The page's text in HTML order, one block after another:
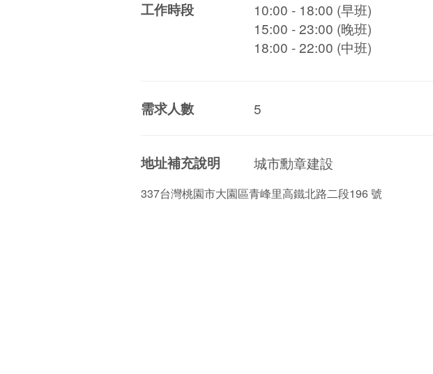
工作時段
10:00 - 18:00 (早班)
15:00 - 23:00 (晚班)
18:00 - 22:00 (中班)
需求人數 5
地址補充說明 城市勳章建設
337台灣桃園市大園區青峰里高鐵北路二段196 號